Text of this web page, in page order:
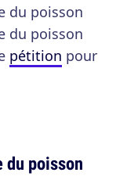
du poisson
du poisson
pétition pour
poisson